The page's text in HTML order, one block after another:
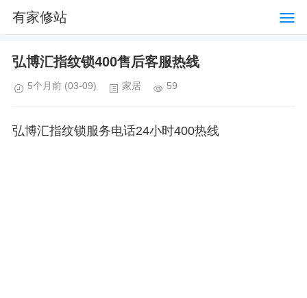
有家修站
弘博汇指纹锁400售后客服热线
5个月前 (03-09) 家居 59
弘博汇指纹锁服务电话24小时400热线